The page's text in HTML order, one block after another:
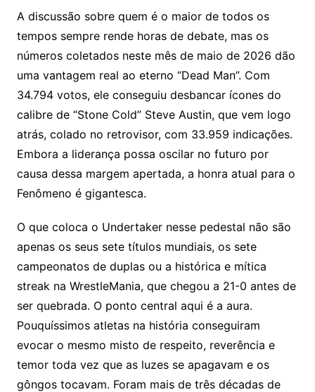
A discussão sobre quem é o maior de todos os
tempos sempre rende horas de debate, mas os
números coletados neste mês de maio de 2026 dão
uma vantagem real ao eterno “Dead Man”. Com
34.794 votos, ele conseguiu desbancar ícones do
calibre de “Stone Cold” Steve Austin, que vem logo
atrás, colado no retrovisor, com 33.959 indicações.
Embora a liderança possa oscilar no futuro por
causa dessa margem apertada, a honra atual para o
Fenômeno é gigantesca.
O que coloca o Undertaker nesse pedestal não são
apenas os seus sete títulos mundiais, os sete
campeonatos de duplas ou a histórica e mítica
streak na WrestleMania, que chegou a 21-0 antes de
ser quebrada. O ponto central aqui é a aura.
Pouquíssimos atletas na história conseguiram
evocar o mesmo misto de respeito, reverência e
temor toda vez que as luzes se apagavam e os
gôngos tocavam. Foram mais de três décadas de